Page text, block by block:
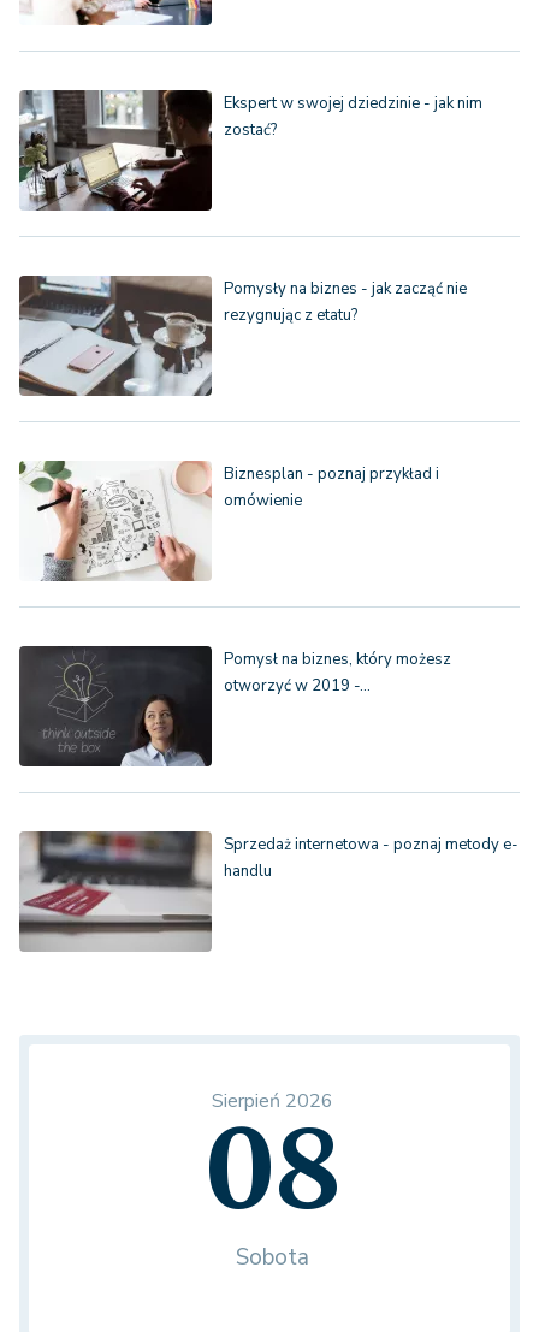
Ekspert w swojej dziedzinie - jak nim
zostać?
Pomysły na biznes - jak zacząć nie
rezygnując z etatu?
Biznesplan - poznaj przykład i
omówienie
Pomysł na biznes, który możesz
otworzyć w 2019 -…
Sprzedaż internetowa - poznaj metody e-
handlu
Sierpień 2026
08
Sobota